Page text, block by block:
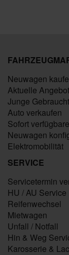
Neuwagen
Aktuelle
Junge
Auto verkaufen
Sofort
Neuwagen
Elektromobilität
SERVICE
Servicetermin
HU / AU Service
Reifenwechsel
Mietwagen
Unfall / Notfall
Hin & Weg
Karosserie &